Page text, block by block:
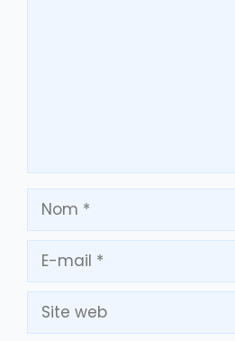
Nom
mail
Site
web